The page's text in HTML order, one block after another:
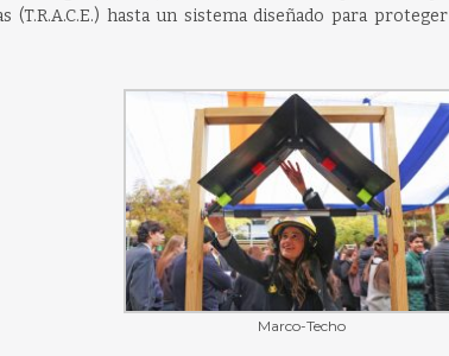
hasta un sistema diseñado para
Marco-Techo